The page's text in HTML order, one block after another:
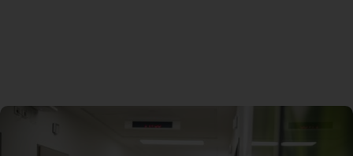
Veranstaltungen